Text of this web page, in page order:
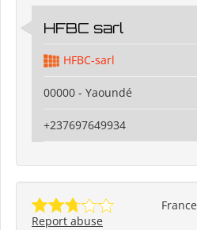
HFBC sarl
HFBC-sarl
00000 - Yaoundé
+237697649934
France
Report abuse